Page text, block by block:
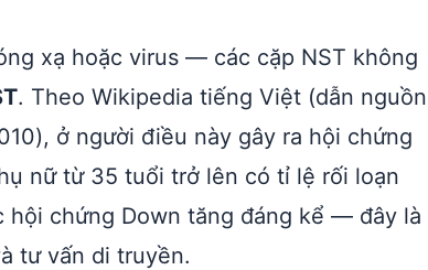
xạ hoặc virus — các cặp NST không
. Theo Wikipedia tiếng Việt (dẫn nguồn
ở người điều này gây ra hội chứng
nữ từ 35 tuổi trở lên có tỉ lệ rối loạn
hội chứng Down tăng đáng kể — đây là
tư vấn di truyền.